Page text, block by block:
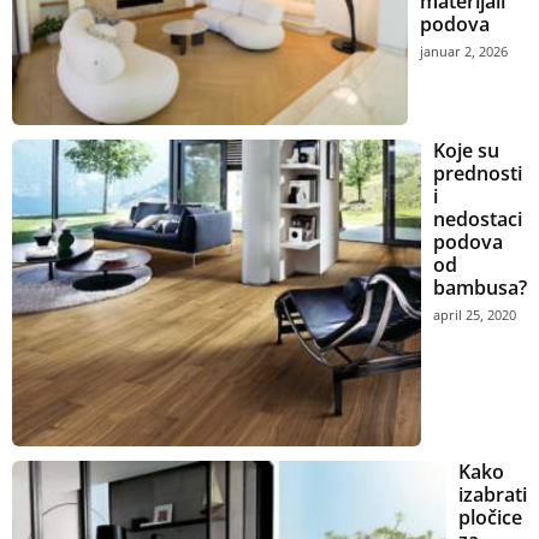
podova
januar 2, 2026
Koje su
prednosti
i
nedostaci
podova
od
bambusa?
april 25, 2020
Kako
izabrati
pločice